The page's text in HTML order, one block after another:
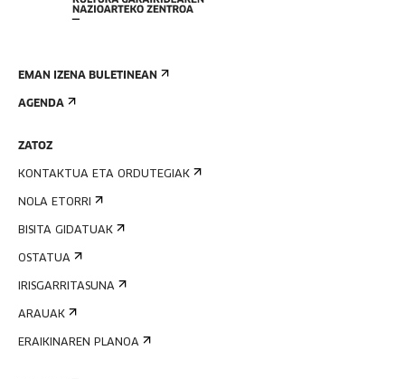
EMAN IZENA BULETINEAN
AGENDA
ZATOZ
KONTAKTUA ETA ORDUTEGIAK
NOLA ETORRI
BISITA GIDATUAK
OSTATUA
IRISGARRITASUNA
ARAUAK
ERAIKINAREN PLANOA